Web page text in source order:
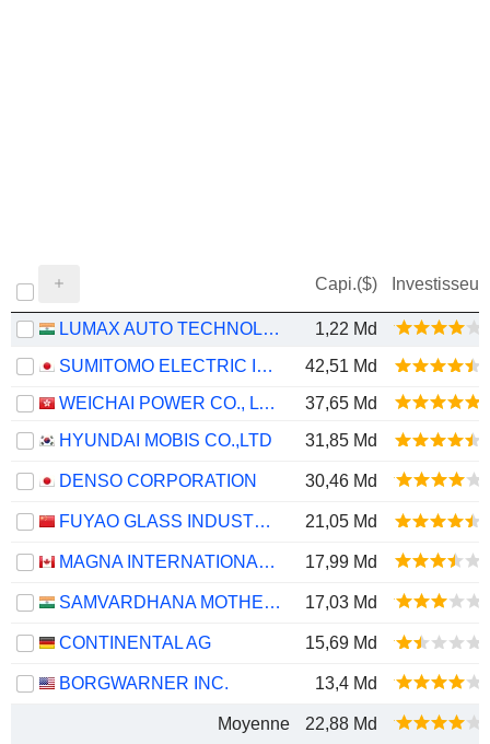
Capi.($) Investisseur
LUMAX AUTO TECHNOLOGIES LIMITED
1,22 Md
SUMITOMO ELECTRIC INDUSTRIES, LTD.
42,51 Md
WEICHAI POWER CO., LTD.
37,65 Md
HYUNDAI MOBIS CO.,LTD
31,85 Md
DENSO CORPORATION 30,46 Md
FUYAO GLASS INDUSTRY GROUP CO., LTD. 21,05 Md
MAGNA INTERNATIONAL INC. 17,99 Md
SAMVARDHANA MOTHERSON INTERNATIONAL LIMITED 17,03 Md
CONTINENTAL AG 15,69 Md
BORGWARNER INC. 13,4 Md
Moyenne 22,88 Md